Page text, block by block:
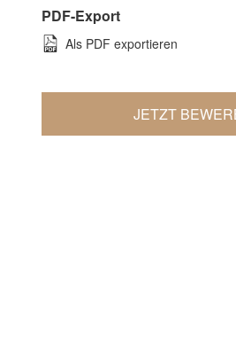
PDF-Export
Als PDF exportieren
JETZT